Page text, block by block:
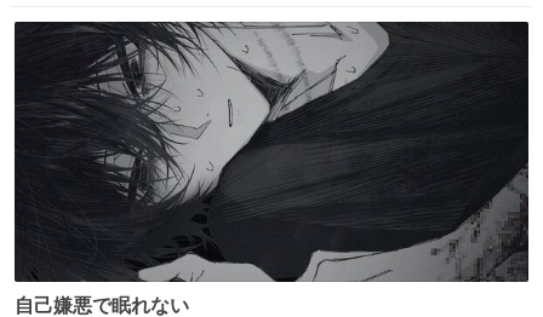
ト
数
自己嫌悪で眠れない